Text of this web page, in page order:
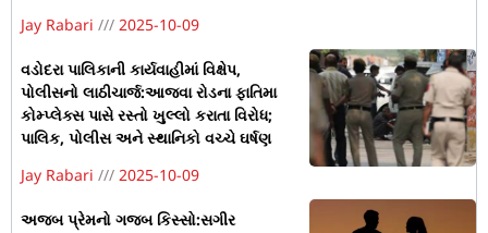
Jay Rabari
2025-10-09
વડોદરા પાલિકાની કાર્યવાહીમાં વિક્ષેપ,
પોલીસનો લાઠીચાર્જ:આજવા રોડના ફાતિમા
કોમ્પ્લેક્સ પાસે રસ્તો ખુલ્લો કરાતા વિરોધ;
પાલિક, પોલીસ અને સ્થાનિકો વચ્ચે ઘર્ષણ
Jay Rabari
2025-10-09
અજબ પ્રેમનો ગજબ કિસ્સો:સગીર